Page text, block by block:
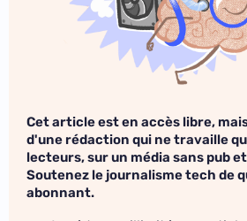
Cet article est en accès libre,
d'une rédaction qui ne travaille
lecteurs, sur un média sans pub
Soutenez le journalisme tech de
abonnant.